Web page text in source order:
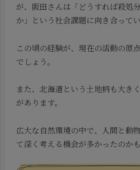
が、阪田さんは「どうすれば殺処
か」という社会課題に向き合ってい
この頃の経験が、現在の活動の原
でしょう。
また、北海道という土地柄も大き
があります。
広大な自然環境の中で、人間と動
て深く考える機会が多かったのか